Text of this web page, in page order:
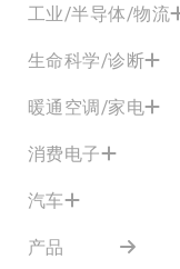
工业/半导体/物流
生命科学/诊断
暖通空调/家电
消费电子
汽车
产品